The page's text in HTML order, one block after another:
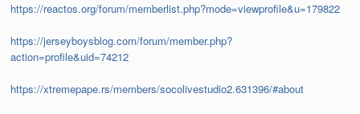
https://reactos.org/forum/memberlist.php?mode=viewprofile&u=179822
https://jerseyboysblog.com/forum/member.php?
action=profile&uid=74212
https://xtremepape.rs/members/socolivestudio2.631396/#about